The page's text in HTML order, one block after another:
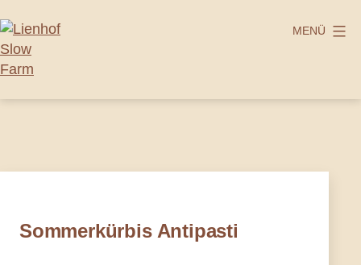
Inhalt
springen
MENÜ
Sommerkürbis Antipasti